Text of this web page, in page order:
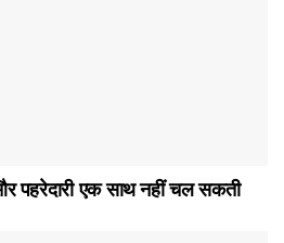
पहरेदारी एक साथ नहीं चल सकती